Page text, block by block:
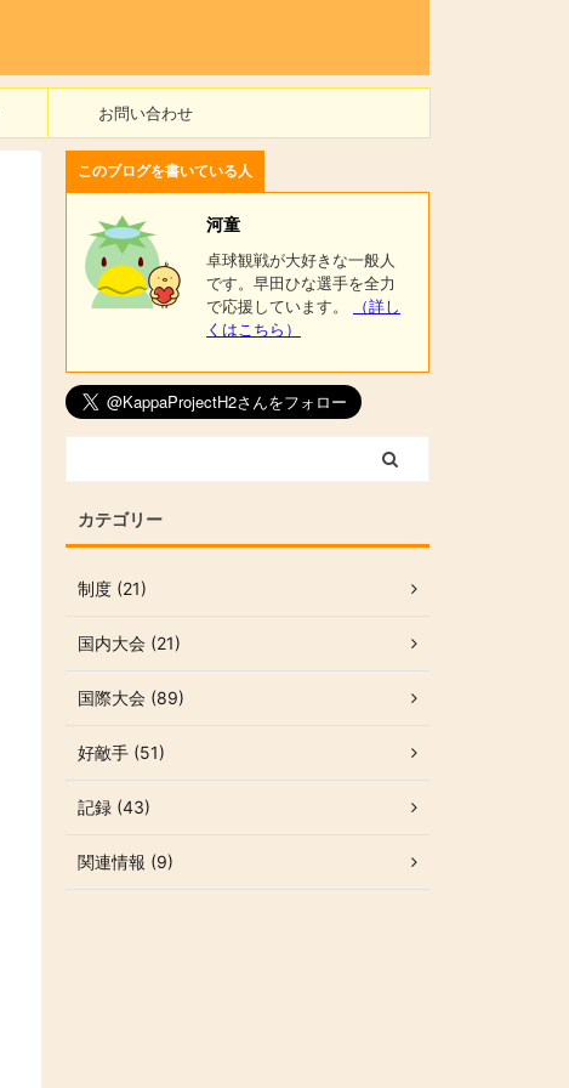
お問い合わせ
このブログを書いている人
河童
卓球観戦が大好きな一般人
です。早田ひな選手を全力
で応援しています。
（詳し
くはこちら）
カテゴリー
制度 (21)
国内大会 (21)
国際大会 (89)
好敵手 (51)
記録 (43)
関連情報 (9)